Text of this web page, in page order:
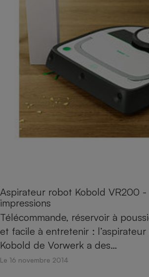
Aspirateur robot Kobold VR200 -
impressions
Télécommande, réservoir à
et facile à entretenir :
Kobold de Vorwerk a des…
Le 16 novembre 2014